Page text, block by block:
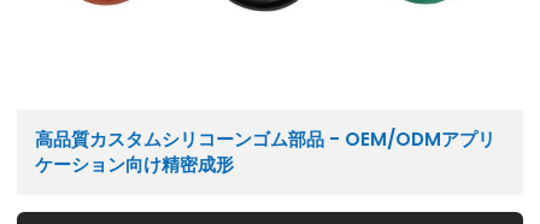
高品質カスタムシリコーンゴム部品 - OEM/ODMアプリ
ケーション向け精密成形